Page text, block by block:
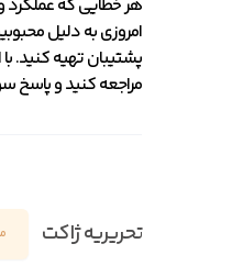
هر خطایی که عملکرد
امروزی به دلیل
پشتیبان تهیه کنید.
مراجعه کنید و پاسخ
تحریریه ژاکت